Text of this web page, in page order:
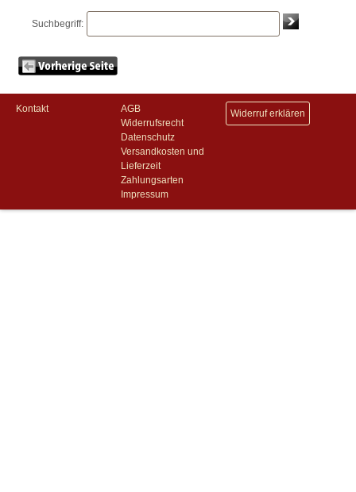
Suchbegriff:
Kontakt
AGB
Widerrufsrecht
Datenschutz
Versandkosten und
Lieferzeit
Zahlungsarten
Impressum
Widerruf erklären